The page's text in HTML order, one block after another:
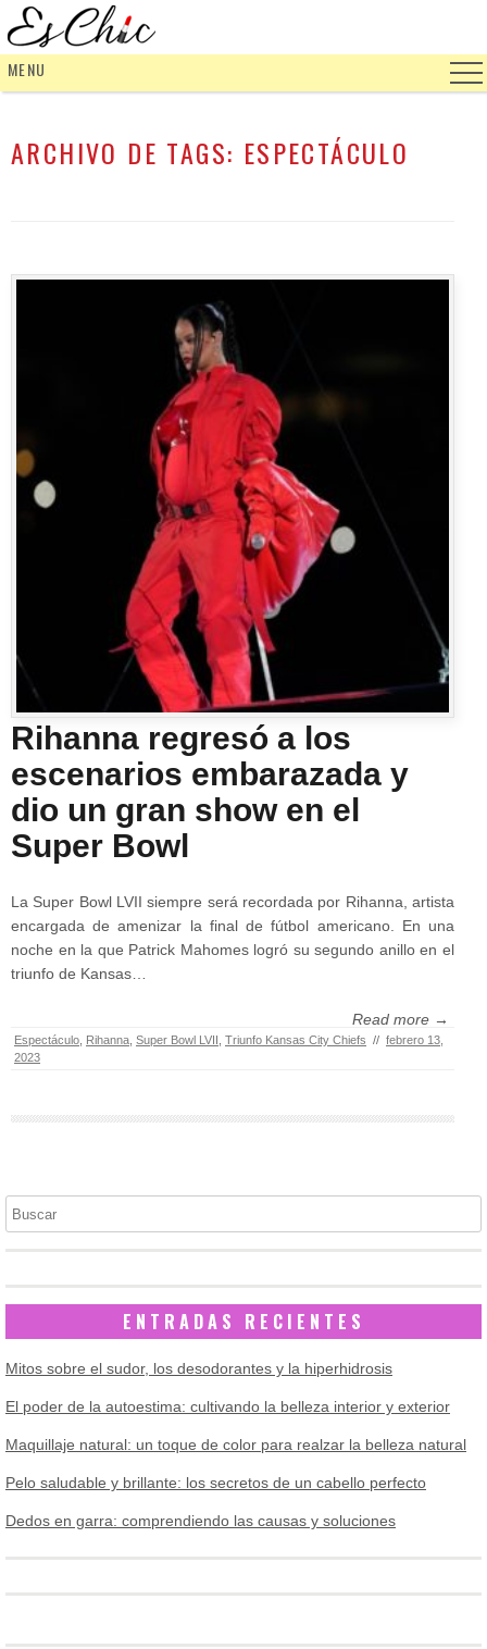
MENU
ARCHIVO DE TAGS: ESPECTÁCULO
Rihanna regresó a los
escenarios embarazada y
dio un gran show en el
Super Bowl
La Super Bowl LVII siempre será recordada por Rihanna, artista
encargada de amenizar la final de fútbol americano. En una
noche en la que Patrick Mahomes logró su segundo anillo en el
triunfo de Kansas…
Read more →
Espectáculo Rihanna Super Bowl LVII Triunfo Kansas City Chiefs // febrero 13,
2023
Buscar
ENTRADAS RECIENTES
Mitos sobre el sudor, los desodorantes y la hiperhidrosis
El poder de la autoestima: cultivando la belleza interior y exterior
Maquillaje natural: un toque de color para realzar la belleza natural
Pelo saludable y brillante: los secretos de un cabello perfecto
Dedos en garra: comprendiendo las causas y soluciones